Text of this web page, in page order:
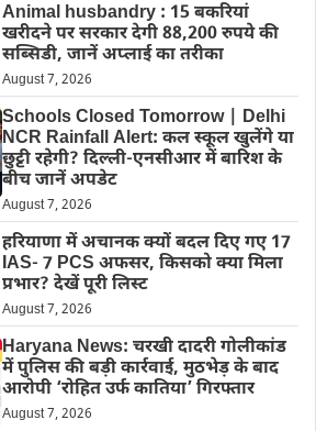
Animal husbandry : 15 बकरियां
खरीदने पर सरकार देगी 88,200 रुपये की
सब्सिडी, जानें अप्लाई का तरीका
August 7, 2026
Schools Closed Tomorrow | Delhi
NCR Rainfall Alert: कल स्कूल खुलेंगे या
छुट्टी रहेगी? दिल्ली-एनसीआर में बारिश के
बीच जानें अपडेट
August 7, 2026
हरियाणा में अचानक क्यों बदल दिए गए 17
IAS- 7 PCS अफसर, किसको क्या मिला
प्रभार? देखें पूरी लिस्ट
August 7, 2026
Haryana News: चरखी दादरी गोलीकांड
में पुलिस की बड़ी कार्रवाई, मुठभेड़ के बाद
आरोपी ‘रोहित उर्फ कातिया’ गिरफ्तार
August 7, 2026